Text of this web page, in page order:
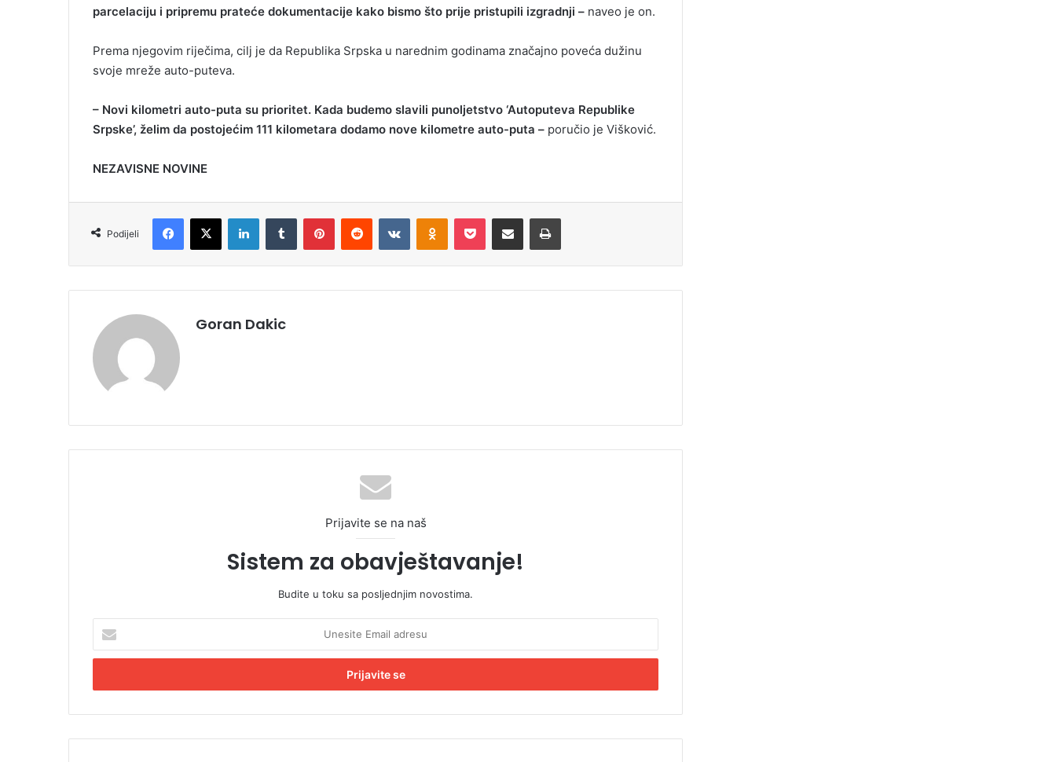
parcelaciju i pripremu prateće dokumentacije kako bismo što prije pristupili izgradnji – naveo je on.
Prema njegovim riječima, cilj je da Republika Srpska u narednim godinama značajno poveća dužinu
svoje mreže auto-puteva.
– Novi kilometri auto-puta su prioritet. Kada budemo slavili punoljetstvo ‘Autoputeva Republike
Srpske’, želim da postojećim 111 kilometara dodamo nove kilometre auto-puta – poručio je Višković.
NEZAVISNE NOVINE
Podijeli
Goran Dakic
Prijavite se na naš
Sistem za obavještavanje!
Budite u toku sa posljednjim novostima.
e
i
E